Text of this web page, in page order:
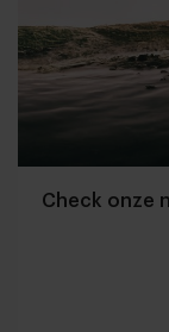
Check onze